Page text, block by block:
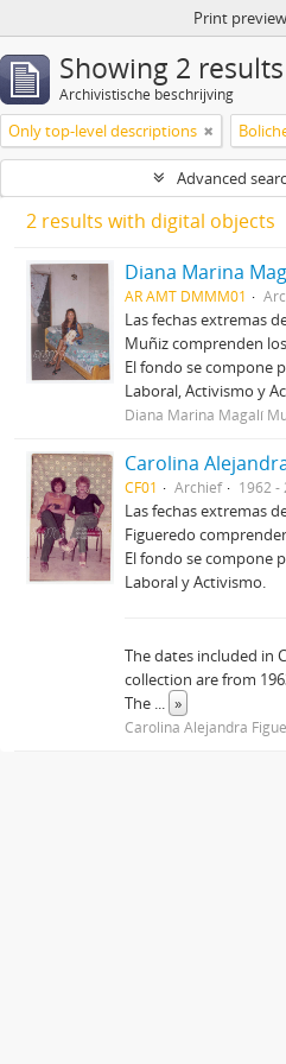
Print preview
Showing 2 results
Archivistische beschrijving
Only top-level descriptions
Advanced
2 results with digital objects
Diana Marina
AR AMT DMMM01
Las fechas extremas
Muñiz comprenden
El fondo se compone
Laboral, Activismo y
Diana Marina Magalí
Carolina
CF01 Archief 1962 -
Las fechas extremas
Figueredo
El fondo se compone
Laboral y Activismo.
The dates included in
collection are from
The ... »
Carolina Alejandra